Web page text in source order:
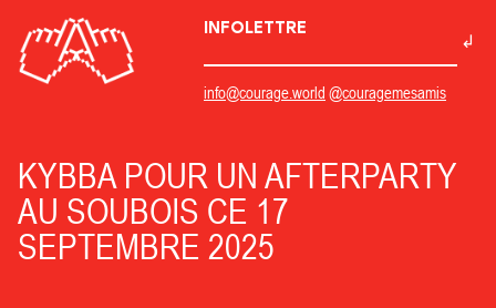
INFOLETTRE
info@courage.world @couragemesamis
KYBBA POUR UN AFTERPARTY
AU SOUBOIS CE 17
SEPTEMBRE 2025